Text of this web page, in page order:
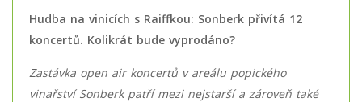
Hudba na vinicích s Raiffkou: Sonberk přivítá 12
koncertů. Kolikrát bude vyprodáno?
Zastávka open air koncertů v areálu popického
vinařství Sonberk patří mezi nejstarší a zároveň také